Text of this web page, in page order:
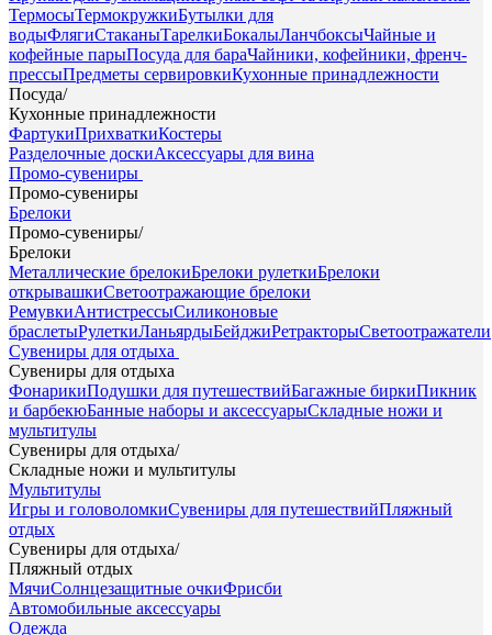
ТермосыТермокружкиБутылки для
водыФлягиСтаканыТарелкиБокалыЛанчбоксыЧайные и
кофейные парыПосуда для бараЧайники, кофейники, френч-
прессыПредметы сервировкиКухонные принадлежности
Посуда/
Кухонные принадлежности
ФартукиПрихваткиКостеры
Разделочные доскиАксессуары для вина
Промо-сувениры
Промо-сувениры
Брелоки
Промо-сувениры/
Брелоки
Металлические брелокиБрелоки рулеткиБрелоки
открывашкиСветоотражающие брелоки
РемувкиАнтистрессыСиликоновые
браслетыРулеткиЛаньярдыБейджиРетракторыСветоотражатели
Сувениры для отдыха
Сувениры для отдыха
ФонарикиПодушки для путешествийБагажные биркиПикник
и барбекюБанные наборы и аксессуарыСкладные ножи и
мультитулы
Сувениры для отдыха/
Складные ножи и мультитулы
Мультитулы
Игры и головоломкиСувениры для путешествийПляжный
отдых
Сувениры для отдыха/
Пляжный отдых
МячиСолнцезащитные очкиФрисби
Автомобильные аксессуары
Одежда